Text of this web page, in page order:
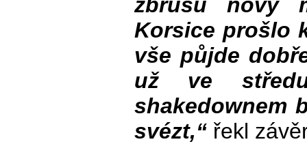
Korsice prošlo
vše půjde
už ve
shakedownem
svézt,“řekl